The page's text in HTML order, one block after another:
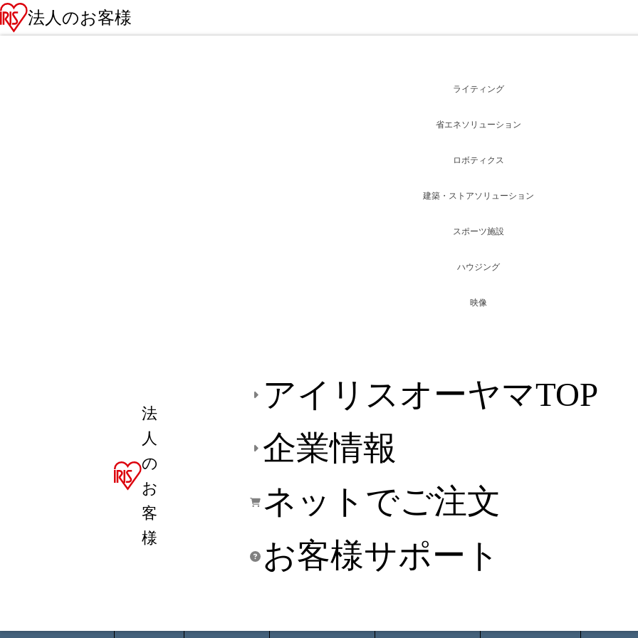
法人のお客様
法
人
の
お
客
様
アイリスオーヤマTOP
企業情報
ネットでご注文
お客様サポート
ライティング
省エネソリューション
ロボティクス
建築・ストアソリューション
スポーツ施設
ハウジング
映像